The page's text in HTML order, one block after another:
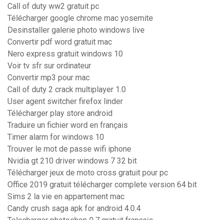
Call of duty ww2 gratuit pc
Télécharger google chrome mac yosemite
Desinstaller galerie photo windows live
Convertir pdf word gratuit mac
Nero express gratuit windows 10
Voir tv sfr sur ordinateur
Convertir mp3 pour mac
Call of duty 2 crack multiplayer 1.0
User agent switcher firefox linder
Télécharger play store android
Traduire un fichier word en français
Timer alarm for windows 10
Trouver le mot de passe wifi iphone
Nvidia gt 210 driver windows 7 32 bit
Télécharger jeux de moto cross gratuit pour pc
Office 2019 gratuit télécharger complete version 64 bit
Sims 2 la vie en appartement mac
Candy crush saga apk for android 4.0.4